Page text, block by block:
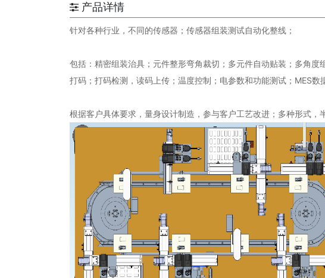
产品详情
针对各种行业，不同的传感器；传感器组装测试自动化整线；
包括：精密组装治具；元件整形弯角裁切；多元件自动贴装；多角
打码；打码检测，读码上传；温度控制；电参数和功能测试；MES数
根据客户具体要求，量身设计制造，参与客户工艺改进；多种形式，